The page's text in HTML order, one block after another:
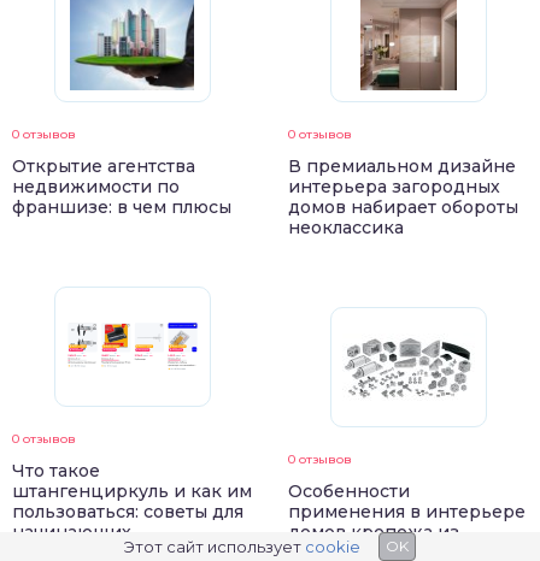
0 отзывов
Открытие агентства
недвижимости по
франшизе: в чем плюсы
0 отзывов
Что такое
штангенциркуль и как им
пользоваться: советы для
начинающих
0 отзывов
В премиальном дизайне
интерьера загородных
домов набирает обороты
неоклассика
0 отзывов
Особенности
применения в интерьере
домов крепежа из
различных металлов
Этот сайт использует cookie OK